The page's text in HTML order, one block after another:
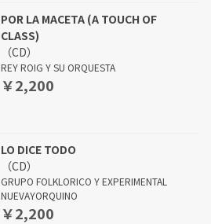
POR LA MACETA (A TOUCH OF
CLASS)
（CD）
REY ROIG Y SU ORQUESTA
￥2,200
LO DICE TODO
（CD）
GRUPO FOLKLORICO Y EXPERIMENTAL
NUEVAYORQUINO
￥2,200